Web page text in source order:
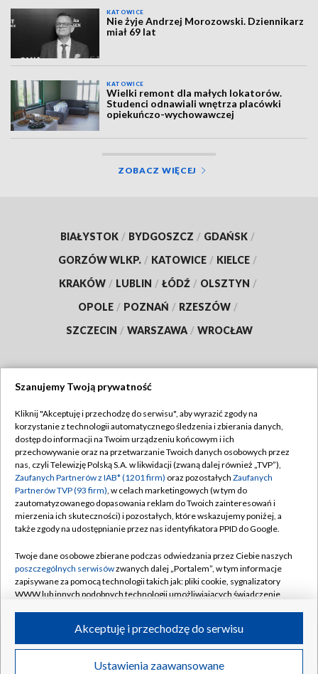
KATOWICE
Nie żyje Andrzej Morozowski. Dziennikarz
miał 69 lat
KATOWICE
Wielki remont dla małych lokatorów.
Studenci odnawiali wnętrza placówki
opiekuńczo-wychowawczej
ZOBACZ WIĘCEJ
BIAŁYSTOK / BYDGOSZCZ / GDAŃSK /
GORZÓW WLKP. / KATOWICE / KIELCE /
KRAKÓW / LUBLIN / ŁÓDŹ / OLSZTYN /
OPOLE / POZNAŃ / RZESZÓW /
SZCZECIN / WARSZAWA / WROCŁAW
TVP
Abonament TVP
Emisja w TVP
Centrum informacji TVP
Naziemna Telewizja Cyfrowa
Rada Programowa
System NOS
Informacje o nadawcy
Program dla prasy
Regulamin TVP
Polityka prywatności
Moje zgody
Pomoc
Kontakt
Kanały
©2026 Telewizja Polska S.A. w likwidacji
Szanujemy Twoją prywatność
Kliknij "Akceptuję i przechodzę do serwisu", aby wyrazić zgody na
korzystanie z technologii automatycznego śledzenia i zbierania danych,
dostęp do informacji na Twoim urządzeniu końcowym i ich
przechowywanie oraz na przetwarzanie Twoich danych osobowych przez
nas, czyli Telewizję Polską S.A. w likwidacji (zwaną dalej również „TVP”),
Zaufanych Partnerów z IAB* (1201 firm) oraz pozostałych Zaufanych
Partnerów TVP (93 firm), w celach marketingowych (w tym do
zautomatyzowanego dopasowania reklam do Twoich zainteresowań i
mierzenia ich skuteczności) i pozostałych, które wskazujemy poniżej, a
także zgody na udostępnianie przez nas identyfikatora PPID do Google.
Twoje dane osobowe zbierane podczas odwiedzania przez Ciebie naszych
poszczególnych serwisówzwanych dalej „Portalem”, w tym informacje
zapisywane za pomocą technologii takich jak: pliki cookie, sygnalizatory
WWW lub innych podobnych technologii umożliwiających świadczenie
ruchu w Internecie.
Twoje dane osobowe zbierane podczas odwiedzania przez Ciebie
Ustawienia zaawansowane
Akceptuję i przechodzę do serwisu